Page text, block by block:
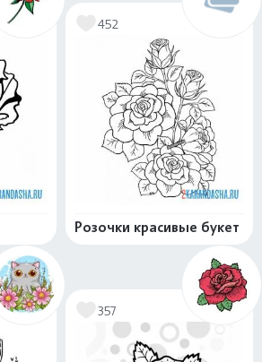
452
Розочки красивые букет
357